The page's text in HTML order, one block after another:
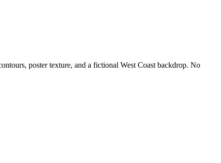
poster texture, and a fictional West Coast backdrop. No